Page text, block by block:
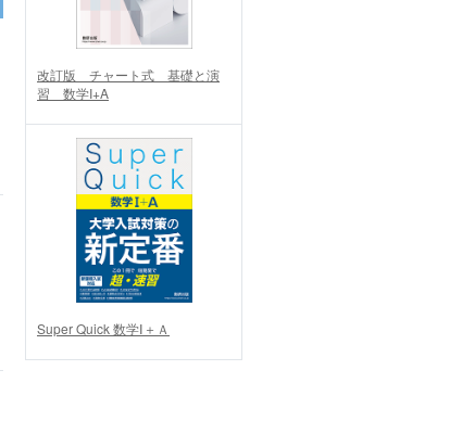
改訂版 チャート式 基礎と演
習 数学I+A
Super Quick 数学Ⅰ＋Ａ